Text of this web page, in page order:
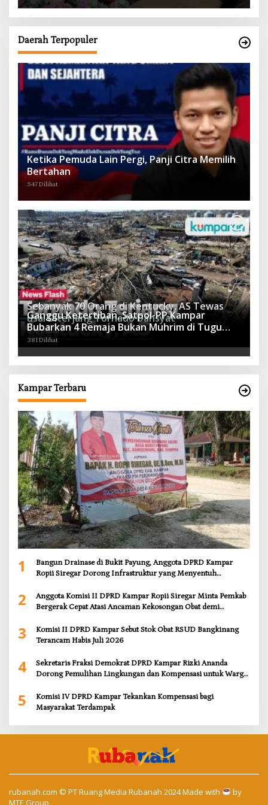
Daerah Terpopuler
Ketika Pemuda Lain Pergi, Panji Citra Memilih
Bertahan
547 Dilihat
Sebanyak 70 Orang di Kentucky, AS Tewas
usai Diterjang Tornado Dahsyat
395 Dilihat
Ganggu Ketertiban, Satpol-PP Kampar
Bubarkan 4 Remaja Bukan Muhrim di Tugu
Batu Hitam dan Tigo Tungku Sajoangan
381 Dilihat
Kampar Terbaru
1
Bangun Drainase di Bukit Payung, Anggota DPRD Kampar
Ropii Siregar Dorong Infrastruktur yang Menyentuh
2
Anggota Komisi II DPRD Kampar Ropii Siregar Minta Pemkab
Bergerak Cepat Atasi Ancaman Kekosongan Obat demi
3
Komisi II DPRD Kampar Sebut Stok Obat RSUD Bangkinang
Terancam Habis Juli 2026
4
Sekretaris Fraksi Demokrat DPRD Kampar Rizki Ananda
Dorong Pemulihan Lingkungan dan Kompensasi untuk Warga
5
Komisi IV DPRD Kampar Tekankan Kompensasi bagi
Masyarakat Terdampak
rubanah.com © PT Ruang Media Rubanah 2024 Made with
by
MTE Group